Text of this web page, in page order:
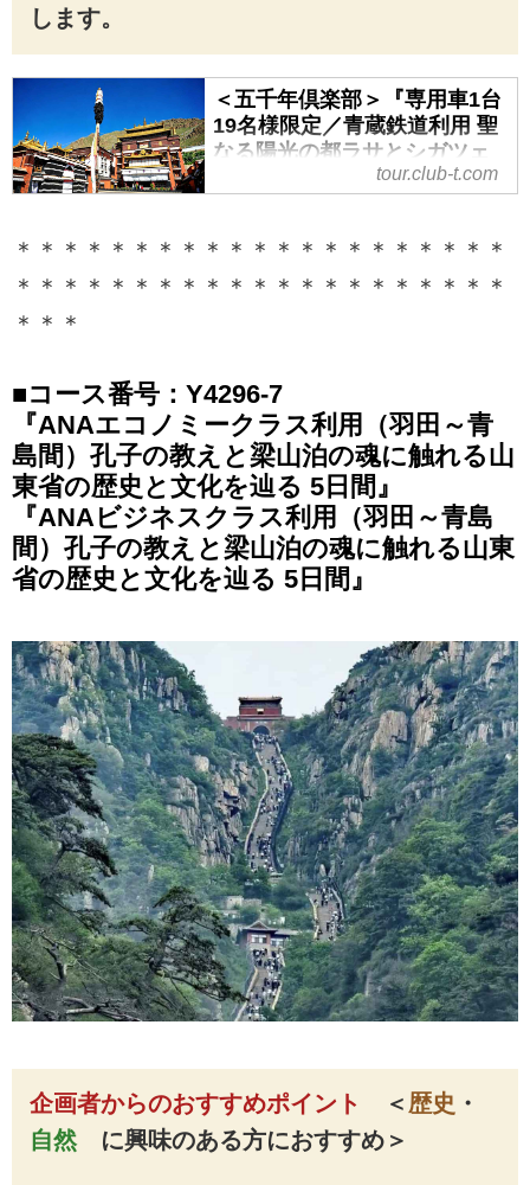
します。
＜五千年倶楽部＞『専用車1台
19名様限定／青蔵鉄道利用 聖
なる陽光の都ラサとシガツェ
へ チベット８日間』｜クラブ
＜五千年倶楽部＞『専用車1台19
光の都ラサとシガツェへ チベット
tour.club-t.com
＊＊＊＊＊＊＊＊＊＊＊＊＊＊＊＊＊＊＊＊＊
＊＊＊＊＊＊＊＊＊＊＊＊＊＊＊＊＊＊＊＊＊
＊＊＊
■コース番号：Y4296-7
『ANAエコノミークラス利用（羽田～青
島間）孔子の教えと梁山泊の魂に触れる山
東省の歴史と文化を辿る 5日間』
『ANAビジネスクラス利用（羽田～青島
間）孔子の教えと梁山泊の魂に触れる山東
省の歴史と文化を辿る 5日間』
企画者からのおすすめポイント ＜ 歴史 ・
自然
に興味のある方におすすめ＞